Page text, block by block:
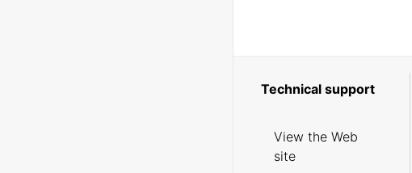
Technical support
View the Web
site